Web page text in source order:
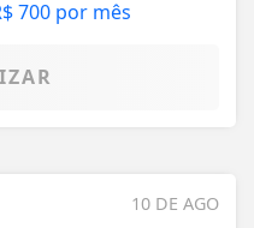
10 DE AGO